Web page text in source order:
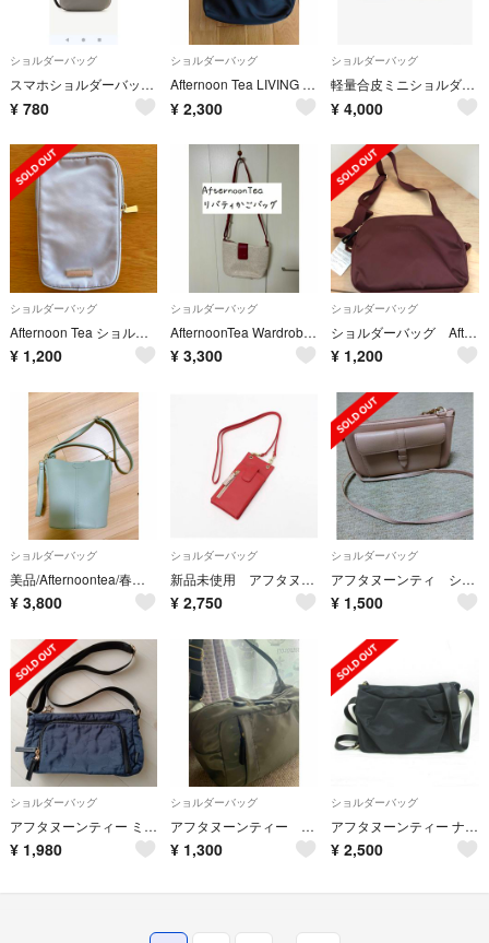
ショルダーバッグ
スマホショルダーバッグ〈アフタヌーンティーリヴィング〉
¥ 780
ショルダーバッグ
Afternoon Tea LIVING ツイルナイロンショルダーバッグ アフタ
¥ 2,300
ショルダーバッグ
軽量合皮ミニショルダーバッグ JB22
¥ 4,000
ショルダーバッグ
Afternoon Tea ショルダーバッグ
¥ 1,200
ショルダーバッグ
AfternoonTea Wardrobe リバティプリントかごバッグ
¥ 3,300
ショルダーバッグ
ショルダーバッグ Afternoon Tea ボルドー
¥ 1,200
ショルダーバッグ
美品/Afternoontea/春ミントグリーン 2wayショルダーバッグ
¥ 3,800
ショルダーバッグ
新品未使用 アフタヌーンティー ポーチ型 タッセルスマホポシェット 本革
¥ 2,750
ショルダーバッグ
アフタヌーンティ ショルダーバッグ
¥ 1,500
ショルダーバッグ
アフタヌーンティー ミニショルダーバック
¥ 1,980
ショルダーバッグ
アフタヌーンティー ショルダーバッグ
¥ 1,300
ショルダーバッグ
アフタヌーンティー ナイロン地 ショルダー バッグ 黒 多ポケット 斜め掛け
¥ 2,500